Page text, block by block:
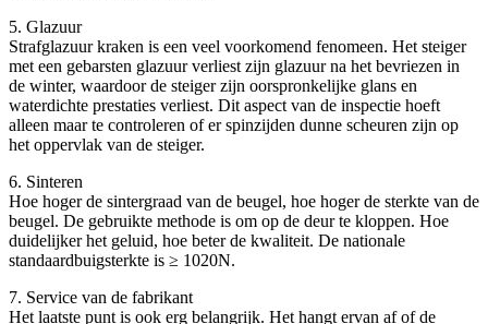
5. Glazuur
Strafglazuur kraken is een veel voorkomend fenomeen. Het steiger
met een gebarsten glazuur verliest zijn glazuur na het bevriezen in
de winter, waardoor de steiger zijn oorspronkelijke glans en
waterdichte prestaties verliest. Dit aspect van de inspectie hoeft
alleen maar te controleren of er spinzijden dunne scheuren zijn op
het oppervlak van de steiger.
6. Sinteren
Hoe hoger de sintergraad van de beugel, hoe hoger de sterkte van de
beugel. De gebruikte methode is om op de deur te kloppen. Hoe
duidelijker het geluid, hoe beter de kwaliteit. De nationale
standaardbuigsterkte is ≥ 1020N.
7. Service van de fabrikant
Het laatste punt is ook erg belangrijk. Het hangt ervan af of de